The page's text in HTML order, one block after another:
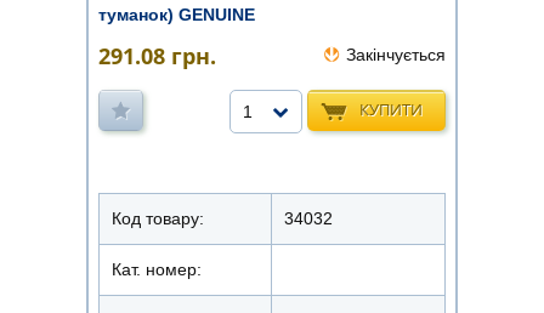
туманок) GENUINE
291.08 грн. Закінчується
КУПИТИ
1
Код товару: 34032
Кат. номер: